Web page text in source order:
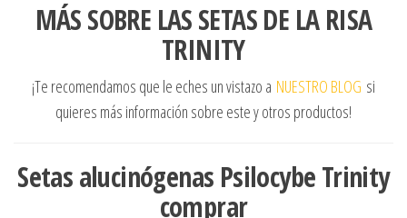
MÁS SOBRE LAS SETAS DE LA RISA
TRINITY
¡Te recomendamos que le eches un vistazo a NUESTRO BLOG si
quieres más información sobre este y otros productos!
Setas alucinógenas Psilocybe Trinity
comprar